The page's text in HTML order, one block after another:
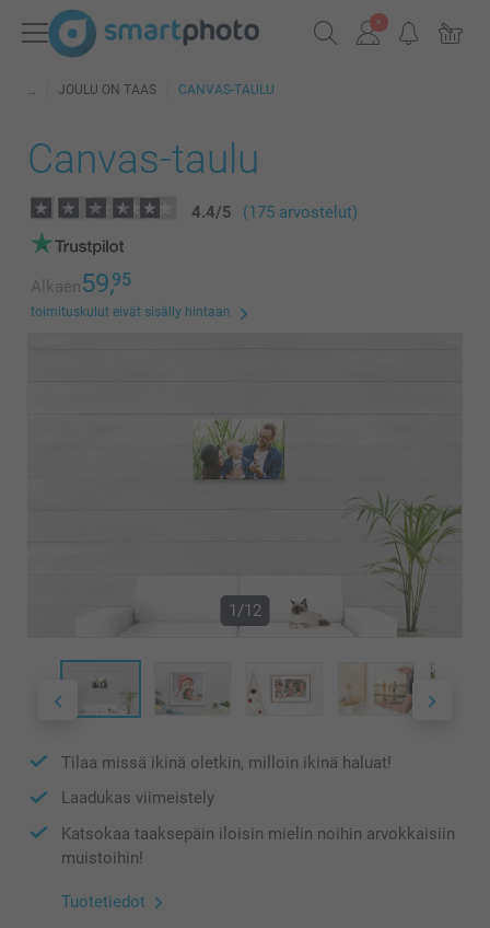
JOULU ON TAAS CANVAS-TAULU
Canvas-taulu
4.4/5 (175 arvostelut)
Alkaen59,95
toimituskulut eivät sisälly hintaan
1/12
Tilaa missä ikinä oletkin, milloin ikinä haluat!
Laadukas viimeistely
Katsokaa taaksepäin iloisin mielin noihin arvokkaisiin
muistoihin!
Tuotetiedot